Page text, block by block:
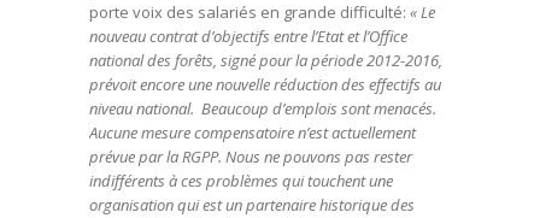
porte voix des salariés en grande difficulté: « Le
nouveau contrat d’objectifs entre l’Etat et l’Office
national des forêts, signé pour la période 2012-2016,
prévoit encore une nouvelle réduction des effectifs au
niveau national. Beaucoup d’emplois sont menacés.
Aucune mesure compensatoire n’est actuellement
prévue par la RGPP. Nous ne pouvons pas rester
indifférents à ces problèmes qui touchent une
organisation qui est un partenaire historique des